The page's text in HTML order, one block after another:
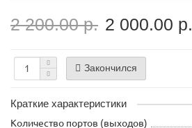
2 200.00 р. 2 000.00 р.
Закончился
Краткие характеристики
Количество портов (выходов)